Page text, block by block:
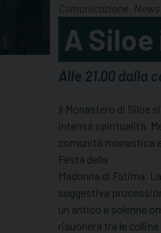
Comunicazione News
A
Alle 21.00 dalla
Il Monastero di Siloe
intensa spiritualità.
comunità monastica
Festa della
Madonna di Fatima.
suggestiva
un antico e solenne
risuonerà tra le colline